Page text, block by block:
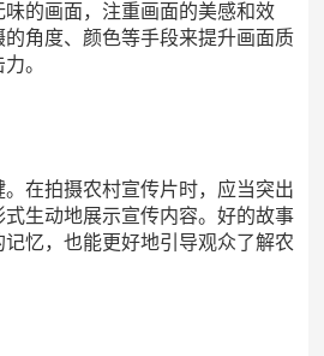
的画面，注重画面的美感和效
角度、颜色等手段来提升画面质
。
在拍摄农村宣传片时，应当突出
生动地展示宣传内容。好的故事
忆，也能更好地引导观众了解农